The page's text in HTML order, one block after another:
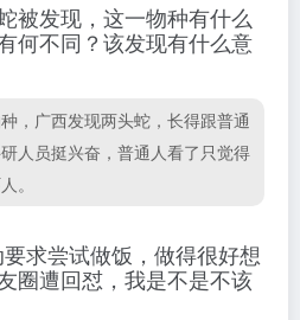
被发现，这一物种有什么
何不同？该发现有什么意
，广西发现两头蛇，长得跟普通
人员挺兴奋，普通人看了只觉得
。
求尝试做饭，做得很好想
圈遭回怼，我是不是不该